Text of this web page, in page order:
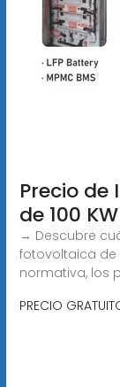
Precio
de 100 KW
→ Descubre
fotovoltaica de
normativa, los
PRECIO